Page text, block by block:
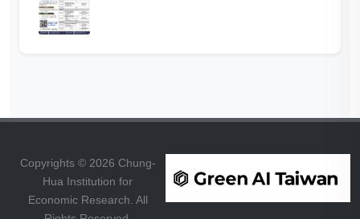
Copyrights © 2026 Chung-
Hua Institution for
Economic Research. All